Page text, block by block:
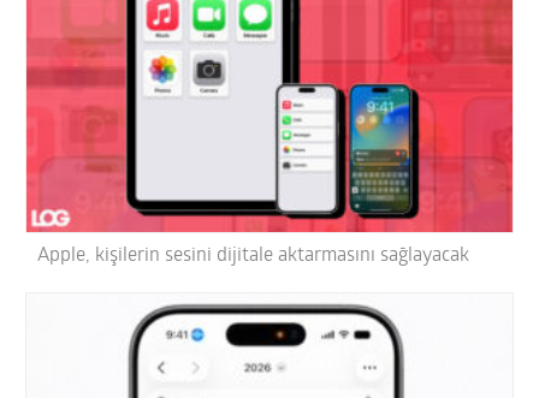
Apple, kişilerin sesini dijitale aktarmasını sağlayacak